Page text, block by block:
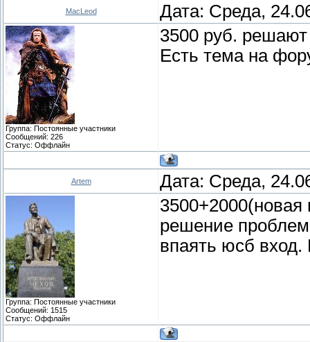
MacLeod Дата: Среда,
Группа: Постоянные участники
Сообщений: 226
Статус: Оффлайн
3500 руб. решают
Есть тема на
Artem Дата: Среда,
Группа: Постоянные участники
Сообщений: 1515
Статус: Оффлайн
3500+2000(новая
решение
впаять юсб вход.